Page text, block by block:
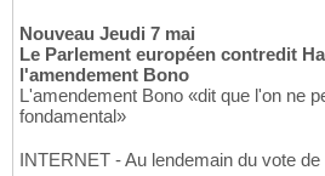
Nouveau Jeudi 7 mai
Le Parlement européen contredit
l'amendement Bono
L'amendement Bono «dit que l'on ne
fondamental»
INTERNET - Au lendemain du vote de